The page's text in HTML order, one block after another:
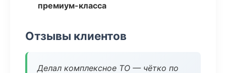
премиум-класса
Отзывы клиентов
Делал комплексное ТО — чётко по